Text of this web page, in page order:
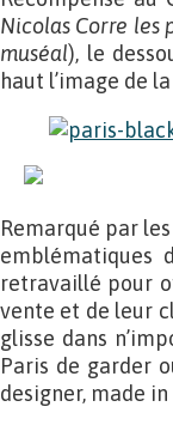
Nicolas Corre les
muséal), le
haut l’image de
Remarqué par
emblématiques
retravaillé pour
vente et de leur
glisse dans
Paris de garder
designer, made in